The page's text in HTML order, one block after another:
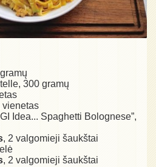
300 gramų
vienetas
Idea... Spaghetti Bolognese”,
, 2 valgomieji šaukštai
, 2 valgomieji šaukštai